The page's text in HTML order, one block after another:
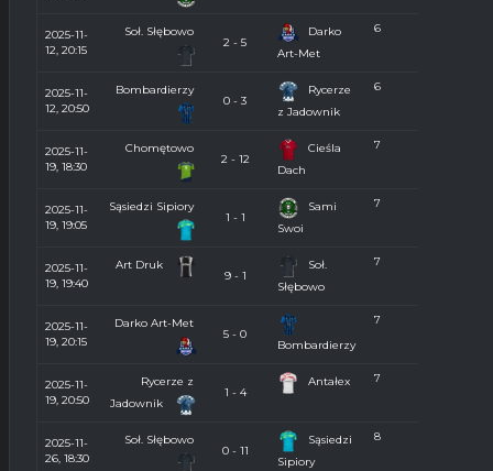
2025-11-
12, 20:15
Soł. Słębowo
2 - 5
Darko
Art-Met
6
2025-11-
12, 20:50
Bombardierzy
0 - 3
Rycerze
z Jadownik
6
2025-11-
19, 18:30
Chomętowo
2 - 12
Cieśla
Dach
7
2025-11-
19, 19:05
Sąsiedzi Sipiory
1 - 1
Sami
Swoi
7
2025-11-
19, 19:40
Art Druk
9 - 1
Soł.
Słębowo
7
2025-11-
19, 20:15
Darko Art-Met
5 - 0
Bombardierzy
7
2025-11-
19, 20:50
Rycerze z
Jadownik
1 - 4
Antałex 7
2025-11-
26, 18:30
Soł. Słębowo
0 - 11
Sąsiedzi
Sipiory
8